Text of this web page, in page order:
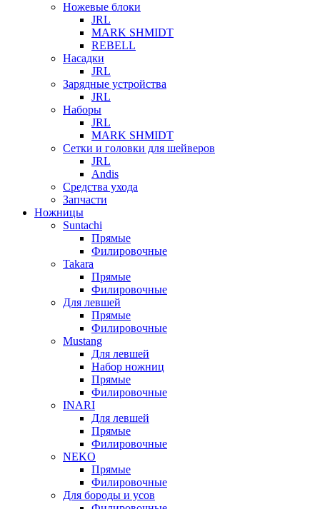
Ножевые блоки
JRL
MARK SHMIDT
REBELL
Насадки
JRL
Зарядные устройства
JRL
Наборы
JRL
MARK SHMIDT
Сетки и головки для шейверов
JRL
Andis
Средства ухода
Запчасти
Ножницы
Suntachi
Прямые
Филировочные
Takara
Прямые
Филировочные
Для левшей
Прямые
Филировочные
Mustang
Для левшей
Набор ножниц
Прямые
Филировочные
INARI
Для левшей
Прямые
Филировочные
NEKO
Прямые
Филировочные
Для бороды и усов